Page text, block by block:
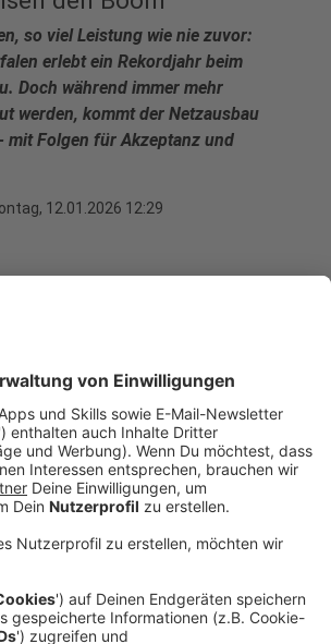
so viel Leistung wie nie zuvor:
erlebt ein Rekordjahr beim
Doch während immer mehr
werden, kommt der Netzausbau
mit Folgen für Akzeptanz und
12.01.2026 12:29